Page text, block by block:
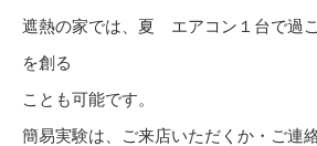
遮熱の家では、夏 エアコン１台で過ご
を創る
ことも可能です。
簡易実験は、ご来店いただくか・ご連